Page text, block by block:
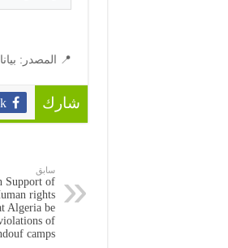
📍 المصدر:
شارك
سابق
Support of
rights
Algeria be
of
camps